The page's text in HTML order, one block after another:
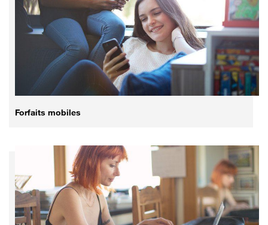
Forfaits mobiles